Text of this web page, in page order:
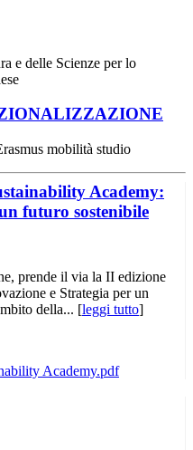
e delle Scienze per lo
mobilità studio
Academy:
futuro sostenibile
prende il via la II edizione
e Strategia per un
della... [leggi tutto]